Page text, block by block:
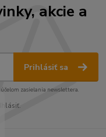
akcie a
Prihlásiť sa
účelom zasielania newslettera.